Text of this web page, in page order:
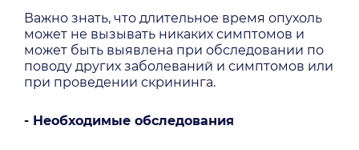
Важно знать, что длительное время опухоль
может не вызывать никаких симптомов и
может быть выявлена при обследовании по
поводу других заболеваний и симптомов или
при проведении скрининга.
- Необходимые обследования